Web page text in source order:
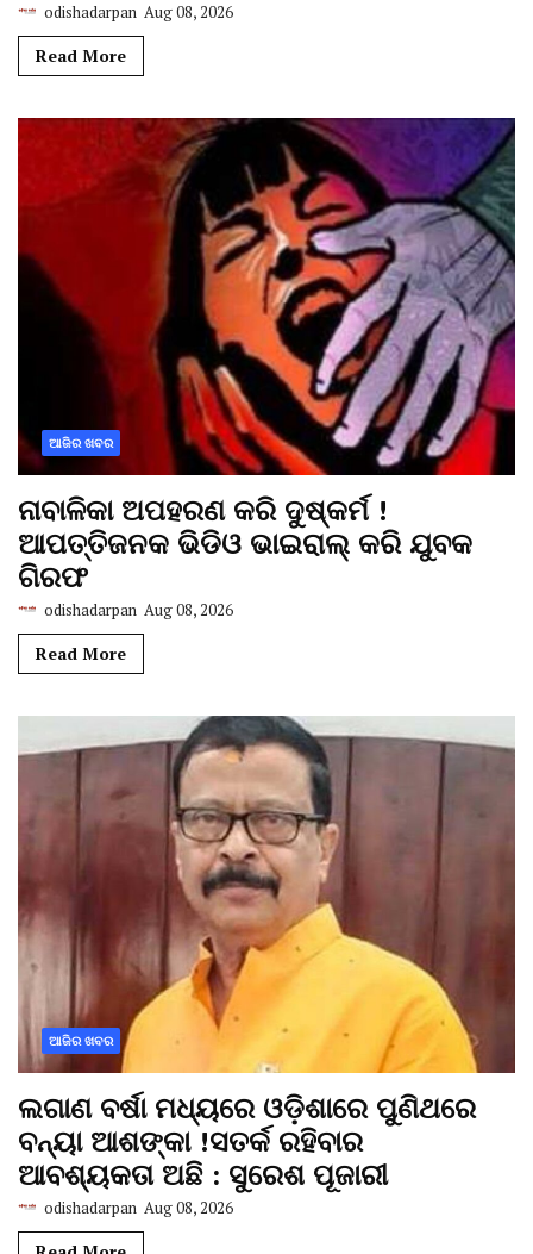
odishadarpan Aug 08, 2026
Read More
ଆଜିର ଖବର
ନାବାଳିକା ଅପହରଣ କରି ଦୁଷ୍କର୍ମ !
ଆପତ୍ତିଜନକ ଭିଡିଓ ଭାଇରାଲ୍ କରି ଯୁବକ
ଗିରଫ
odishadarpan Aug 08, 2026
Read More
ଆଜିର ଖବର
ଲଗାଣ ବର୍ଷା ମଧ୍ୟରେ ଓଡ଼ିଶାରେ ପୁଣିଥରେ
ବନ୍ୟା ଆଶଙ୍କା !ସତର୍କ ରହିବାର
ଆବଶ୍ୟକତା ଅଛି : ସୁରେଶ ପୂଜାରୀ
odishadarpan Aug 08, 2026